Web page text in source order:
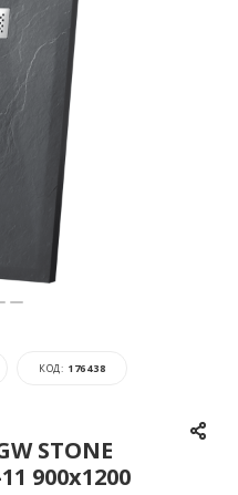
КОД: 176438
STONE
900x1200